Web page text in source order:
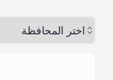
اختر المحافظة